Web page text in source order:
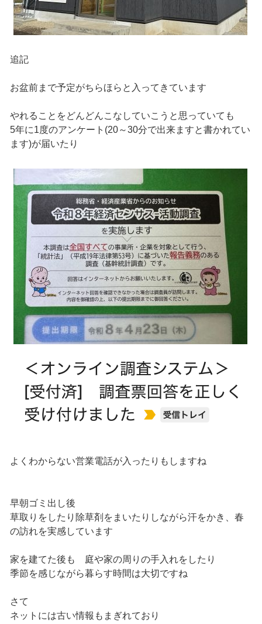
追記
お盆前まで予定がちらほらと入ってきています
やれることをどんどんこなしていこうと思っていても
5年に1度のアンケート(20～30分で出来ますと書かれてい
ます)が届いたり
よくわからない営業電話が入ったりもしますね
早朝ゴミ出し後
草取りをしたり除草剤をまいたりしながら汗をかき、春
の訪れを実感しています
家を建てた後も 庭や家の周りの手入れをしたり
季節を感じながら暮らす時間は大切ですね
さて
ネットには古い情報もまぎれており